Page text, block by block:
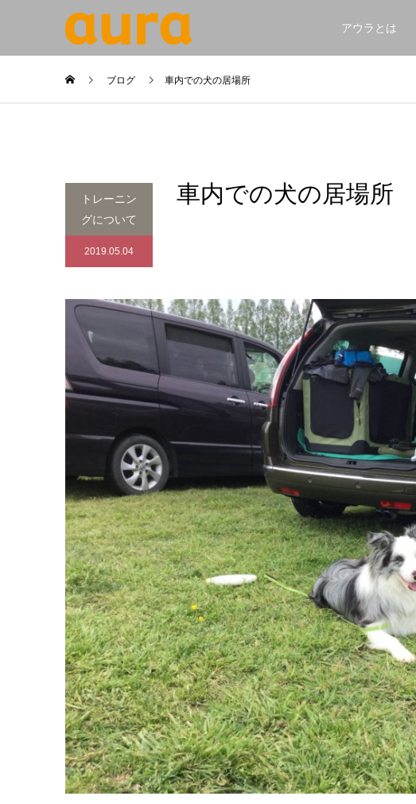
アウラとは
ブログ 車内での犬の居場所
トレーニン
グについて
2019.05.04
車内での犬の居場所